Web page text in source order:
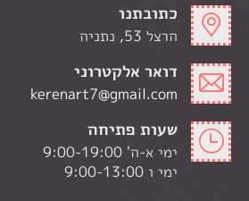
כתובתנו
הרצל 53, נתניה
דואר אלקטרוני
kerenart7@gmail.com
שעות פתיחה
ימי א-ה' 9:00-19:00
ימי ו 9:00-13:00